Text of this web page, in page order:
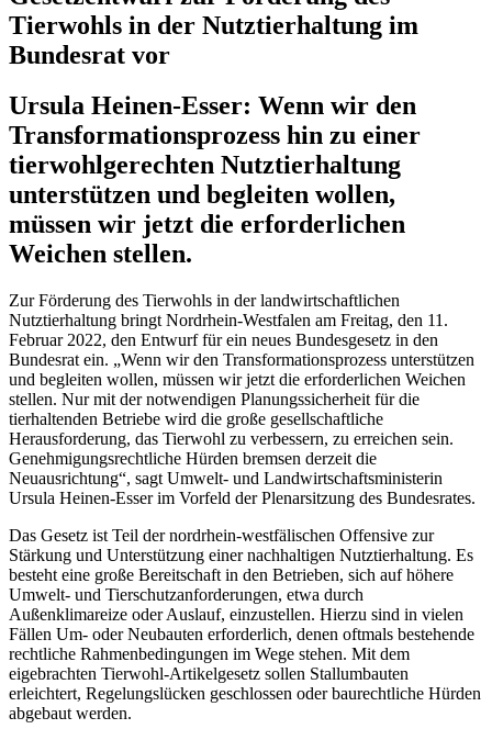
Tierwohls in der Nutztierhaltung im
Bundesrat vor
Ursula Heinen-Esser: Wenn wir den
Transformationsprozess hin zu einer
tierwohlgerechten Nutztierhaltung
unterstützen und begleiten wollen,
müssen wir jetzt die erforderlichen
Weichen stellen.
Zur Förderung des Tierwohls in der landwirtschaftlichen
Nutztierhaltung bringt Nordrhein-Westfalen am Freitag, den 11.
Februar 2022, den Entwurf für ein neues Bundesgesetz in den
Bundesrat ein. „Wenn wir den Transformationsprozess unterstützen
und begleiten wollen, müssen wir jetzt die erforderlichen Weichen
stellen. Nur mit der notwendigen Planungssicherheit für die
tierhaltenden Betriebe wird die große gesellschaftliche
Herausforderung, das Tierwohl zu verbessern, zu erreichen sein.
Genehmigungsrechtliche Hürden bremsen derzeit die
Neuausrichtung“, sagt Umwelt- und Landwirtschaftsministerin
Ursula Heinen-Esser im Vorfeld der Plenarsitzung des Bundesrates.
Das Gesetz ist Teil der nordrhein-westfälischen Offensive zur
Stärkung und Unterstützung einer nachhaltigen Nutztierhaltung. Es
besteht eine große Bereitschaft in den Betrieben, sich auf höhere
Umwelt- und Tierschutzanforderungen, etwa durch
Außenklimareize oder Auslauf, einzustellen. Hierzu sind in vielen
Fällen Um- oder Neubauten erforderlich, denen oftmals bestehende
rechtliche Rahmenbedingungen im Wege stehen. Mit dem
eigebrachten Tierwohl-Artikelgesetz sollen Stallumbauten
erleichtert, Regelungslücken geschlossen oder baurechtliche Hürden
abgebaut werden.